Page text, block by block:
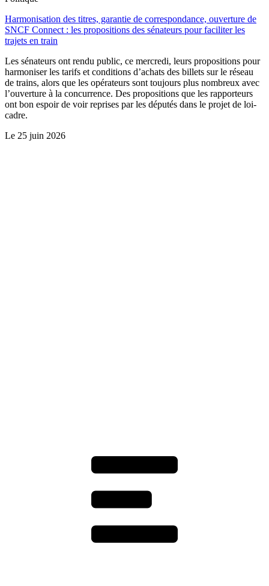
Harmonisation des titres, garantie de correspondance, ouverture de
SNCF Connect : les propositions des sénateurs pour faciliter les
trajets en train
Les sénateurs ont rendu public, ce mercredi, leurs propositions pour
harmoniser les tarifs et conditions d’achats des billets sur le réseau
de trains, alors que les opérateurs sont toujours plus nombreux avec
l’ouverture à la concurrence. Des propositions que les rapporteurs
ont bon espoir de voir reprises par les députés dans le projet de loi-
cadre.
Le 25 juin 2026